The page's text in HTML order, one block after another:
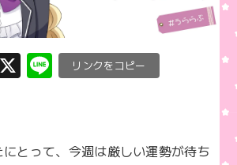
X Li
n
C
o
y
とって、今週は厳しい運勢が待ち